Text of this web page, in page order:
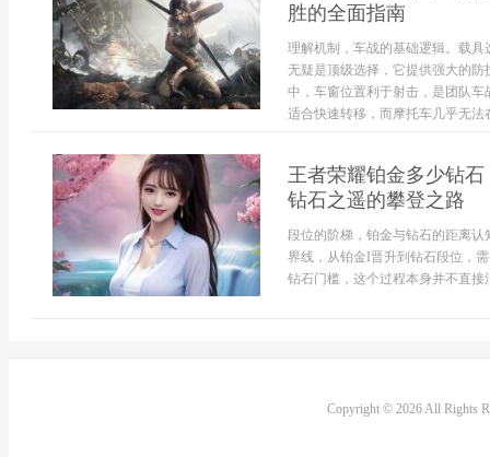
胜的全面指南
理解机制，车战的基础逻辑。载
无疑是顶级选择，它提供强大的
中，车窗位置利于射击，是团队
适合快速转移，而摩托车几乎无
王者荣耀铂金多少钻
钻石之遥的攀登之路
段位的阶梯，铂金与钻石的距离
界线，从铂金I晋升到钻石段位，
钻石门槛，这个过程本身并不直接
Copyright © 2026 All Rights